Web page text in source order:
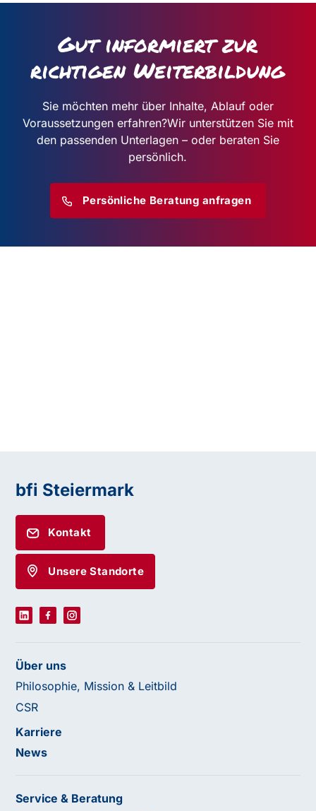
Gut informiert zur
richtigen Weiterbildung
Sie möchten mehr über Inhalte, Ablauf oder
Voraussetzungen erfahren?Wir unterstützen Sie mit
den passenden Unterlagen – oder beraten Sie
persönlich.
Persönliche Beratung anfragen
bfi Steiermark
Kontakt
Unsere Standorte
Über uns
Philosophie, Mission & Leitbild
CSR
Karriere
News
Service & Beratung